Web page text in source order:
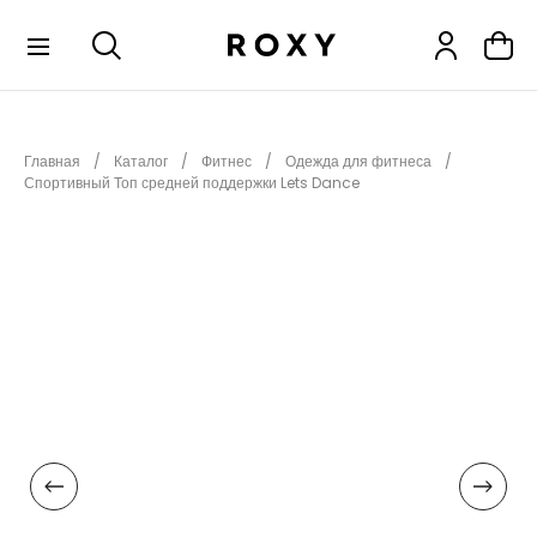
НОВИНКИ
АКСЕССУАРЫ
Главная Каталог Фитнес
Одежда для фитнеса
Спортивный Топ средней поддержки Lets Dance